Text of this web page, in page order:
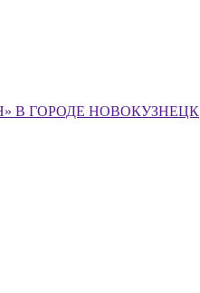
В ГОРОДЕ НОВОКУЗНЕЦК